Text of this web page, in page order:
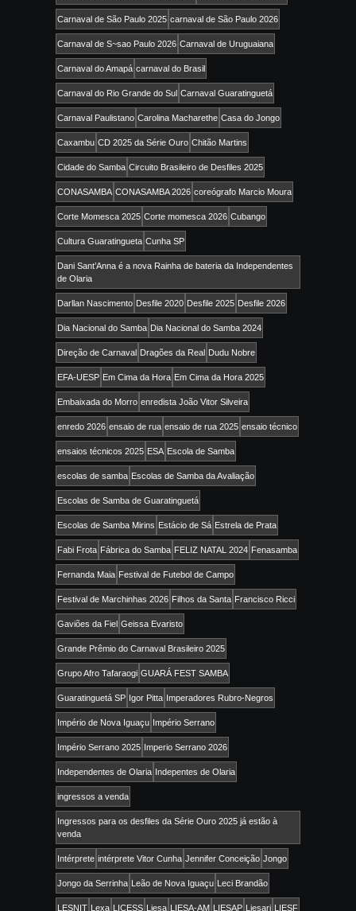
Carnaval de São Paulo 2025 carnaval de São Paulo 2026
Carnaval de S~sao Paulo 2026 Carnaval de Uruguaiana
Carnaval do Amapá carnaval do Brasil
Carnaval do Rio Grande do Sul Carnaval Guaratinguetá
Carnaval Paulistano Carolina Macharethe Casa do Jongo
Caxambu CD 2025 da Série Ouro Chitão Martins
Cidade do Samba Circuito Brasileiro de Desfiles 2025
CONASAMBA CONASAMBA 2026 coreógrafo Marcio Moura
Corte Momesca 2025 Corte momesca 2026 Cubango
Cultura Guaratingueta Cunha SP
Dani Sant’Anna é a nova Rainha de bateria da Independentes
de Olaria
Darllan Nascimento Desfile 2020 Desfile 2025 Desfile 2026
Dia Nacional do Samba Dia Nacional do Samba 2024
Direção de Carnaval Dragões da Real Dudu Nobre
EFA-UESP Em Cima da Hora Em Cima da Hora 2025
Embaixada do Morro enredista João Vitor Silveira
enredo 2026 ensaio de rua ensaio de rua 2025 ensaio técnico
ensaios técnicos 2025 ESA Escola de Samba
escolas de samba Escolas de Samba da Avaliação
Escolas de Samba de Guaratinguetá
Escolas de Samba Mirins Estácio de Sá Estrela de Prata
Fabi Frota Fábrica do Samba FELIZ NATAL 2024 Fenasamba
Fernanda Maia Festival de Futebol de Campo
Festival de Marchinhas 2026 Filhos da Santa Francisco Ricci
Gaviões da Fiel Geissa Evaristo
Grande Prêmio do Carnaval Brasileiro 2025
Grupo Afro Tafaraogi GUARÁ FEST SAMBA
Guaratinguetá SP Igor Pitta Imperadores Rubro-Negros
Império de Nova Iguaçu Império Serrano
Império Serrano 2025 Imperio Serrano 2026
Independentes de Olaria Indepentes de Olaria
ingressos a venda
Ingressos para os desfiles da Série Ouro 2025 já estão à
venda
Intérprete intérprete Vitor Cunha Jennifer Conceição Jongo
Jongo da Serrinha Leão de Nova Iguaçu Leci Brandão
LESNIT Lexa LICESS Liesa LIESA-AM LIESAP Liesarj LIESF